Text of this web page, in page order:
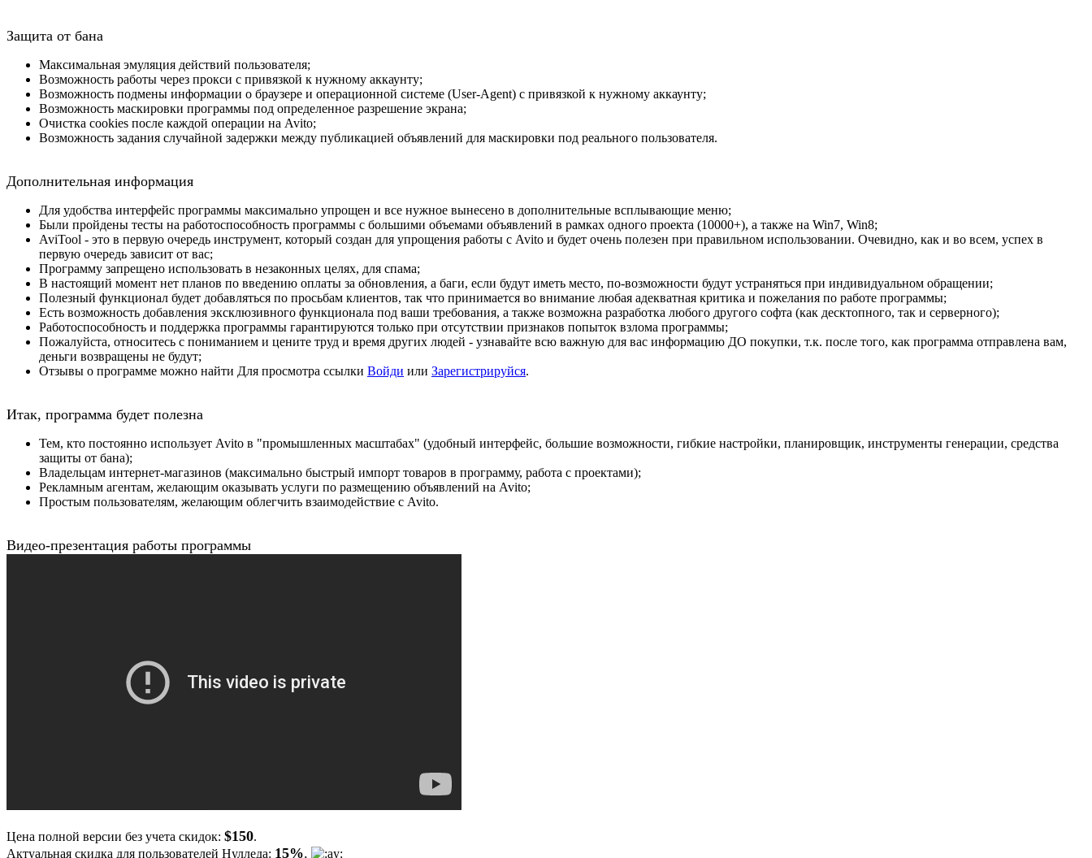
Защита от бана
Максимальная эмуляция действий пользователя;
Возможность работы через прокси c привязкой к нужному аккаунту;
Возможность подмены информации о браузере и операционной системе (User-Agent) с привязкой к нужному аккаунту;
Возможность маскировки программы под определенное разрешение экрана;
Очистка cookies после каждой операции на Avito;
Возможность задания случайной задержки между публикацией объявлений для маскировки под реального пользователя.
Дополнительная информация
Для удобства интерфейс программы максимально упрощен и все нужное вынесено в дополнительные всплывающие меню;
Были пройдены тесты на работоспособность программы с большими объемами объявлений в рамках одного проекта (10000+), а также на Win7, Win8;
AviTool - это в первую очередь инструмент, который создан для упрощения работы с Avito и будет очень полезен при правильном использовании. Очевидно, как и во всем, успех в
первую очередь зависит от вас;
Программу запрещено использовать в незаконных целях, для спама;
В настоящий момент нет планов по введению оплаты за обновления, а баги, если будут иметь место, по-возможности будут устраняться при индивидуальном обращении;
Полезный функционал будет добавляться по просьбам клиентов, так что принимается во внимание любая адекватная критика и пожелания по работе программы;
Есть возможность добавления эксклюзивного функционала под ваши требования, а также возможна разработка любого другого софта (как десктопного, так и серверного);
Работоспособность и поддержка программы гарантируются только при отсутствии признаков попыток взлома программы;
Пожалуйста, относитесь с пониманием и цените труд и время других людей - узнавайте всю важную для вас информацию ДО покупки, т.к. после того, как программа отправлена вам,
деньги возвращены не будут;
Отзывы о программе можно найти Для просмотра ссылки Войди или Зарегистрируйся.
Итак, программа будет полезна
Тем, кто постоянно использует Avito в "промышленных масштабах" (удобный интерфейс, большие возможности, гибкие настройки, планировщик, инструменты генерации, средства
защиты от бана);
Владельцам интернет-магазинов (максимально быстрый импорт товаров в программу, работа с проектами);
Рекламным агентам, желающим оказывать услуги по размещению объявлений на Avito;
Простым пользователям, желающим облегчить взаимодействие с Avito.
Видео-презентация работы программы
Цена полной версии без учета скидок: $150.
Актуальная скидка для пользователей Нулледа: 15%.